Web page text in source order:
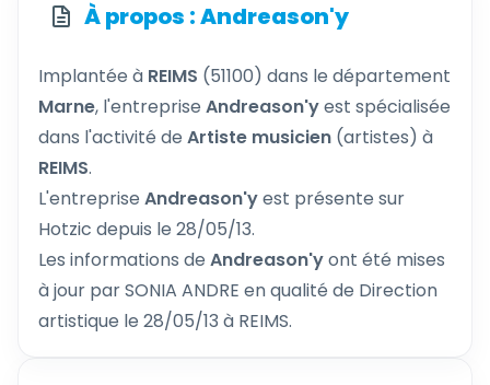
À propos : Andreason'y
Implantée à REIMS (51100) dans le département
Marne, l'entreprise Andreason'yest spécialisée
dans l'activité de Artiste musicien (artistes) à
REIMS.
L'entreprise Andreason'yest présente sur
Hotzic depuis le 28/05/13.
Les informations de Andreason'yont été mises
à jour par SONIA ANDRE en qualité de Direction
artistique le 28/05/13 à REIMS.